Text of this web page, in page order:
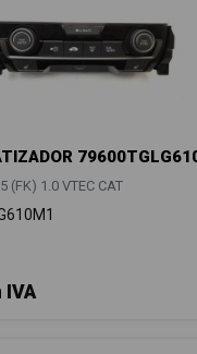
(FK) 1.0 VTEC CAT
IVA